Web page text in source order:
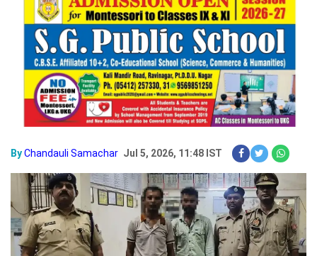
ByChandauli Samachar Jul 5, 2026, 11:48 IST